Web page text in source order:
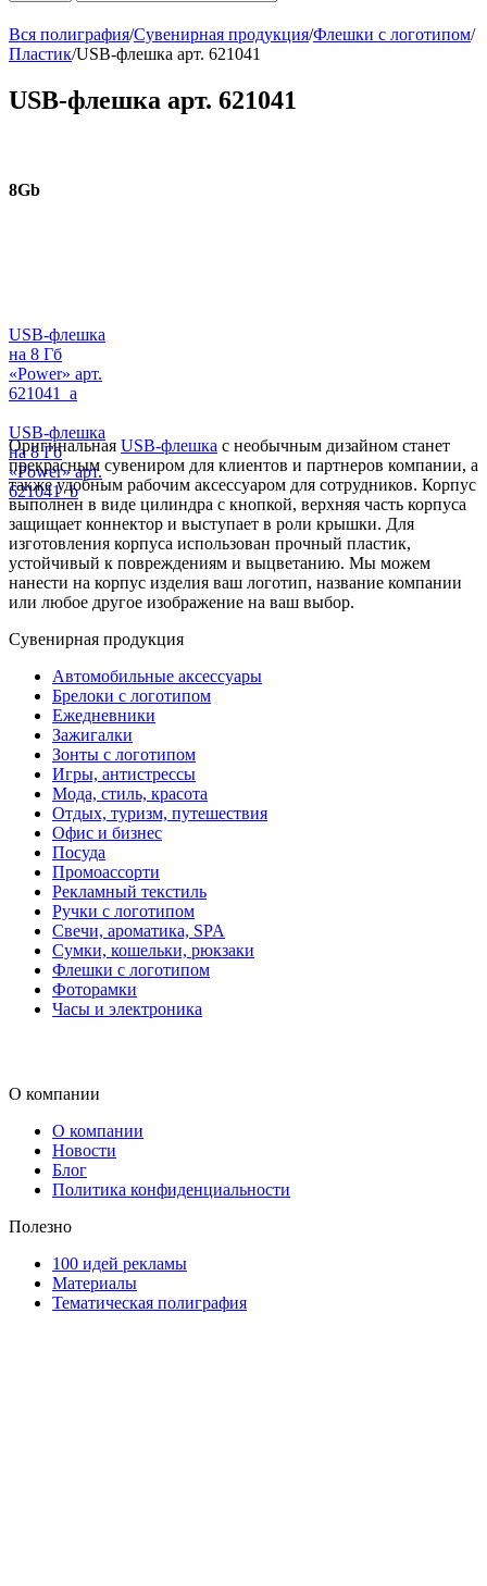
Вся полиграфия/Сувенирная продукция/Флешки с логотипом/
Пластик/USB-флешка арт. 621041
USB-флешка арт. 621041
8Gb
USB-флешка
на 8 Гб
«Power» арт.
621041_a
USB-флешка
на 8 Гб
«Power» арт.
621041_b
Оригинальная USB-флешка с необычным дизайном станет
прекрасным сувениром для клиентов и партнеров компании, а
также удобным рабочим аксессуаром для сотрудников. Корпус
выполнен в виде цилиндра с кнопкой, верхняя часть корпуса
защищает коннектор и выступает в роли крышки. Для
изготовления корпуса использован прочный пластик,
устойчивый к повреждениям и выцветанию. Мы можем
нанести на корпус изделия ваш логотип, название компании
или любое другое изображение на ваш выбор.
Сувенирная продукция
Автомобильные аксессуары
Брелоки с логотипом
Ежедневники
Зажигалки
Зонты с логотипом
Игры, антистрессы
Мода, стиль, красота
Отдых, туризм, путешествия
Офис и бизнес
Посуда
Промоассорти
Рекламный текстиль
Ручки с логотипом
Свечи, ароматика, SPA
Сумки, кошельки, рюкзаки
Флешки с логотипом
Фоторамки
Часы и электроника
О компании
О компании
Новости
Блог
Политика конфиденциальности
Полезно
100 идей рекламы
Материалы
Тематическая полиграфия